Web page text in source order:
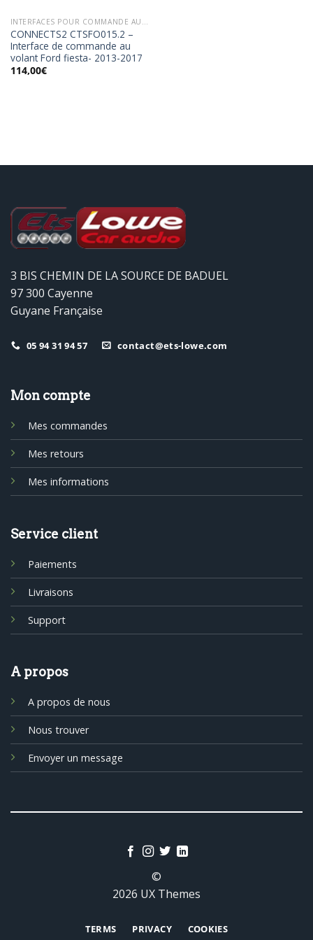
INTERFACES POUR COMMANDE AU VOLANT
CONNECTS2 CTSFO015.2 –
Interface de commande au
volant Ford fiesta- 2013-2017
114,00€
3 BIS CHEMIN DE LA SOURCE DE BADUEL
97 300 Cayenne
Guyane Française
05 94 31 94 57 contact@ets-lowe.com
Mon compte
Mes commandes
Mes retours
Mes informations
Service client
Paiements
Livraisons
Support
A propos
A propos de nous
Nous trouver
Envoyer un message
©
2026 UX Themes
TERMS PRIVACY COOKIES